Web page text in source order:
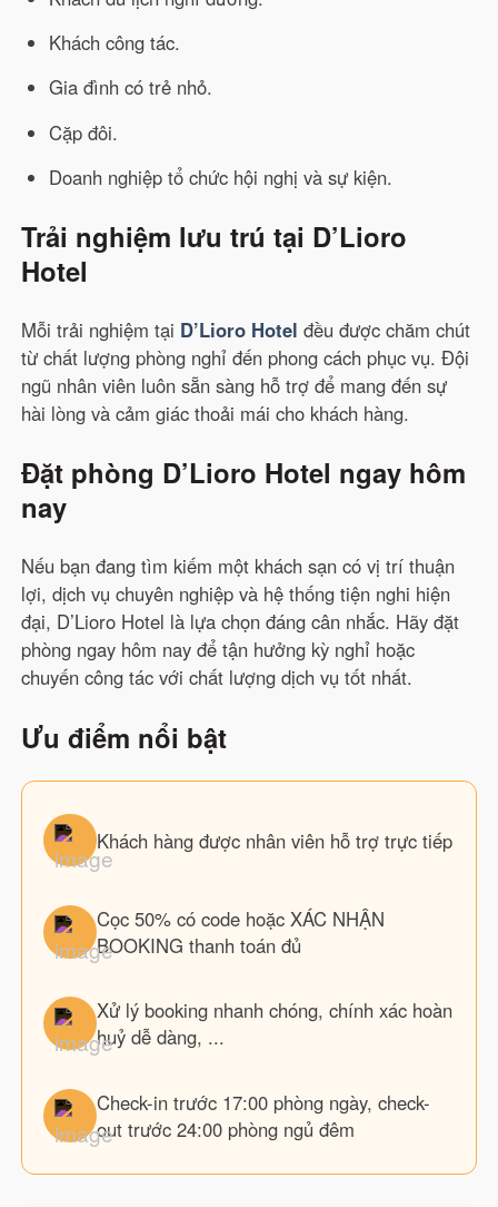
Khách công tác.
Gia đình có trẻ nhỏ.
Cặp đôi.
Doanh nghiệp tổ chức hội nghị và sự kiện.
Trải nghiệm lưu trú tại D’Lioro
Hotel
Mỗi trải nghiệm tại D’Lioro Hotel đều được chăm chút
từ chất lượng phòng nghỉ đến phong cách phục vụ. Đội
ngũ nhân viên luôn sẵn sàng hỗ trợ để mang đến sự
hài lòng và cảm giác thoải mái cho khách hàng.
Đặt phòng D’Lioro Hotel ngay hôm
nay
Nếu bạn đang tìm kiếm một khách sạn có vị trí thuận
lợi, dịch vụ chuyên nghiệp và hệ thống tiện nghi hiện
đại, D’Lioro Hotel là lựa chọn đáng cân nhắc. Hãy đặt
phòng ngay hôm nay để tận hưởng kỳ nghỉ hoặc
chuyến công tác với chất lượng dịch vụ tốt nhất.
Ưu điểm nổi bật
Khách hàng được nhân viên hỗ trợ trực tiếp
Cọc 50% có code hoặc XÁC NHẬN
BOOKING thanh toán đủ
Xử lý booking nhanh chóng, chính xác hoàn
huỷ dễ dàng, ...
Check-in trước 17:00 phòng ngày, check-
out trước 24:00 phòng ngủ đêm